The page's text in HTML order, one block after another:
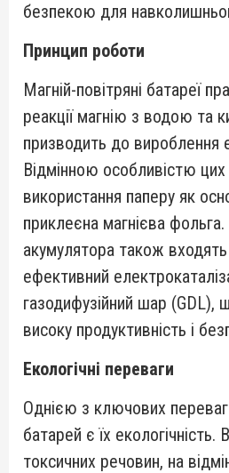
безпекою для
Принцип роботи
Магній-повітряні батареї
реакції магнію з водою та
призводить до вироблення
Відмінною особливістю
використання паперу як
приклеєна магнієва
акумулятора також
ефективний
газодифузійний шар (GDL),
високу продуктивність і
Екологічні переваги
Однією з ключових переваг
батарей є їх екологічність.
токсичних речовин, на